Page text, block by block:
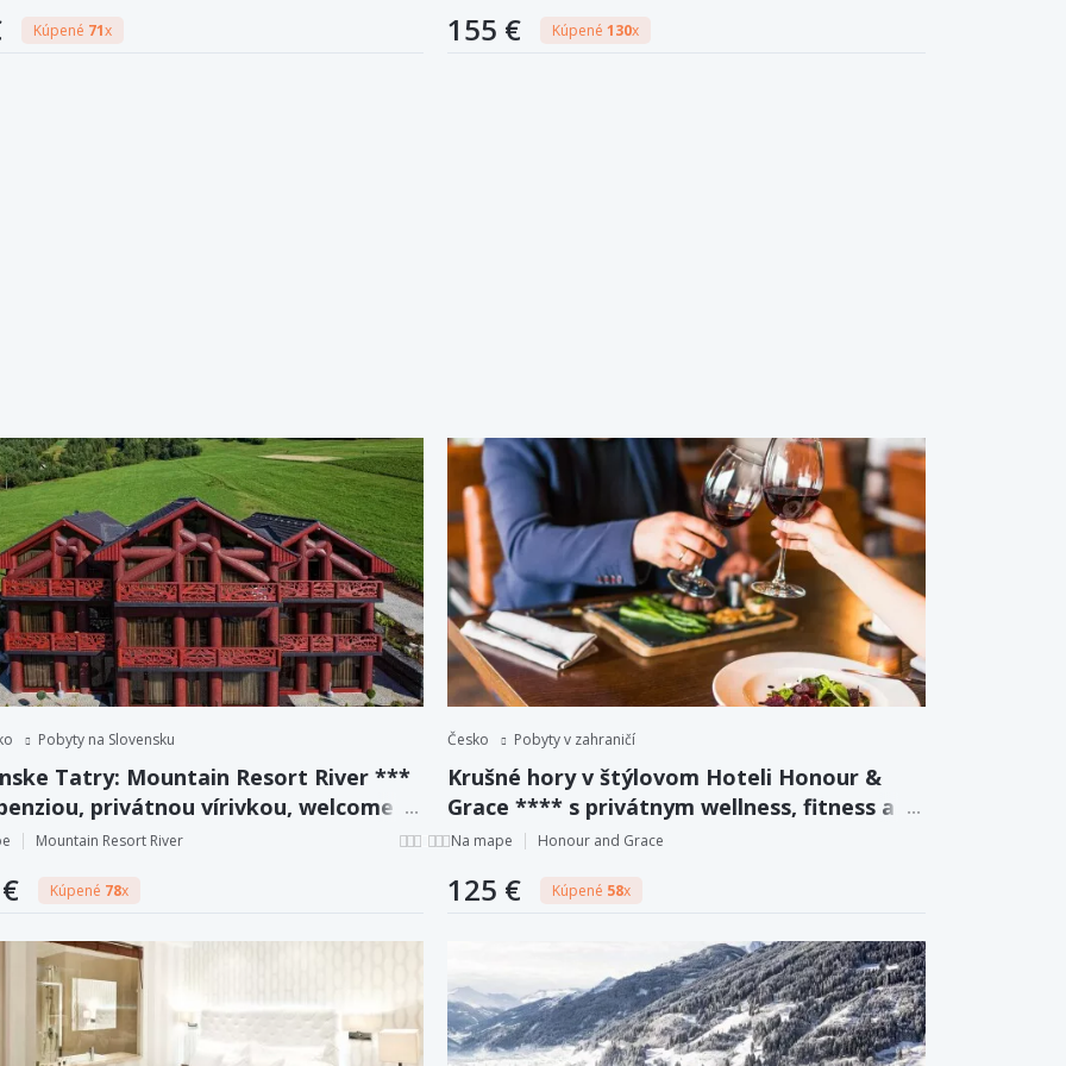
Kúpené 71x 155 € Kúpené 130x
Pobyty na Slovensku
Tatry: Mountain Resort River ***
privátnou vírivkou, welcome
a detským kútikom
Mountain Resort River
Kúpené 78x
Česko Pobyty v zahraničí
Krušné hory v štýlovom Hoteli Honour &
Grace **** s privátnym wellness, fitness a
welcome drinkom + raňajky
Na mape Honour and Grace
125 € Kúpené 58x